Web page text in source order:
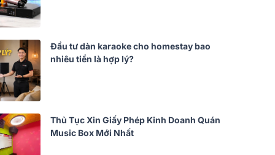
Đầu tư dàn karaoke cho homestay bao
nhiêu tiền là hợp lý?
Thủ Tục Xin Giấy Phép Kinh Doanh Quán
Music Box Mới Nhất